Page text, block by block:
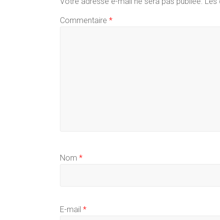
Commentaire *
Nom *
E-mail *